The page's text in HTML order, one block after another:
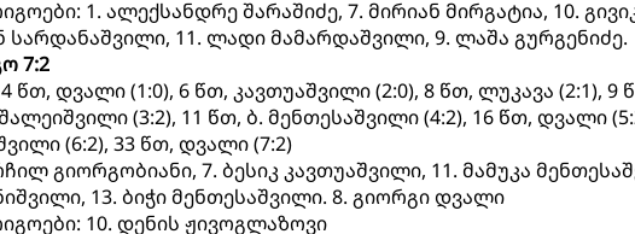
1. ალექსანდრე შარაშიძე, 7. მირიან მირგატია, 10.
სარდანაშვილი, 11. ლადი მამარდაშვილი, 9. ლაშა გურგენიძე.
7:2
წთ, დვალი (1:0), 6 წთ, კავთუაშვილი (2:0), 8 წთ, ლუკავა (2:1), 9
(3:2), 11 წთ, ბ. მენთესაშვილი (4:2), 16 წთ, დვალი
(6:2), 33 წთ, დვალი (7:2)
გიორგობიანი, 7. ბესიკ კავთუაშვილი, 11. მამუკა
13. ბიჭი მენთესაშვილი. 8. გიორგი დვალი
10. დენის ჟივოგლაზოვი